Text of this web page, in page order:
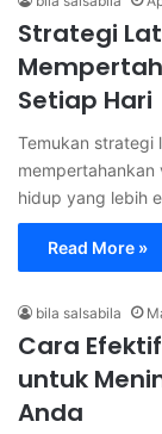
Strategi
Setiap Hari
Temukan strategi
hidup yang lebih
Read More »
bila salsabila
Cara
untuk
Anda